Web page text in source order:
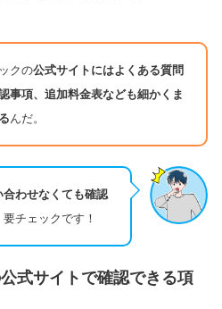
クの公式サイトにはよくある質問
事項、追加料金表なども細かくま
んだ。
合わせなくても確認
チェックです！
式サイトで確認できる項